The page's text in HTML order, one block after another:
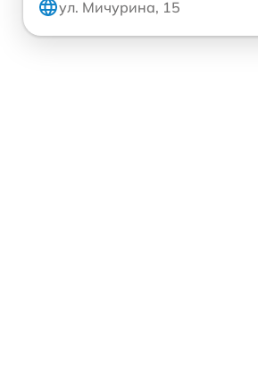
ул. Мичурина, 15